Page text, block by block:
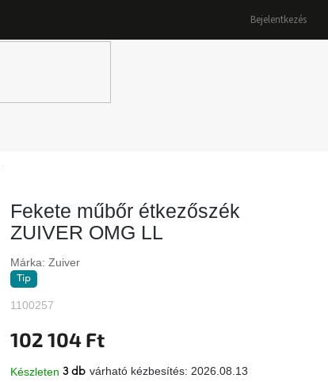
Bejelentkezés
Fekete műbőr étkezőszék
ZUIVER OMG LL
Márka: Zuiver
Tip
1100257
102 104 Ft
Készleten várható kézbesítés: 2026.08.13
3 db